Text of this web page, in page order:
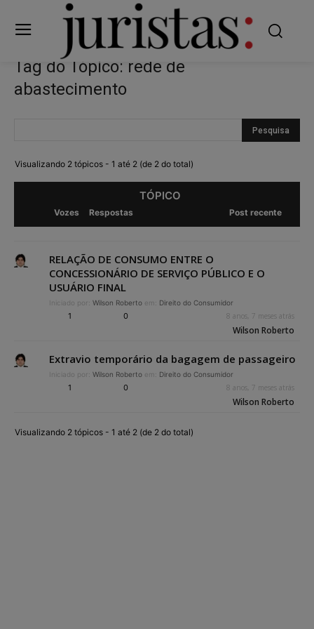
Tag do Tópico: rede de
abastecimento
Visualizando 2 tópicos - 1 até 2 (de 2 do total)
TÓPICO
Vozes Respostas Post recente
RELAÇÃO DE CONSUMO ENTRE O
CONCESSIONÁRIO DE SERVIÇO PÚBLICO E O
USUÁRIO FINAL
Iniciado por: Wilson Roberto em: Direito do Consumidor
1 0 8 anos, 7 meses atrás
Wilson Roberto
Extravio temporário da bagagem de passageiro
Iniciado por: Wilson Roberto em: Direito do Consumidor
1 0 8 anos, 7 meses atrás
Wilson Roberto
Visualizando 2 tópicos - 1 até 2 (de 2 do total)